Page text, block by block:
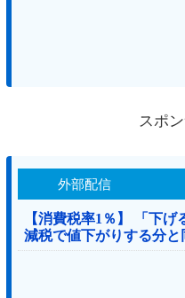
スポ
外部配信
【消費税率1％】 「下
減税で値下がりする分
価格を変えない店も